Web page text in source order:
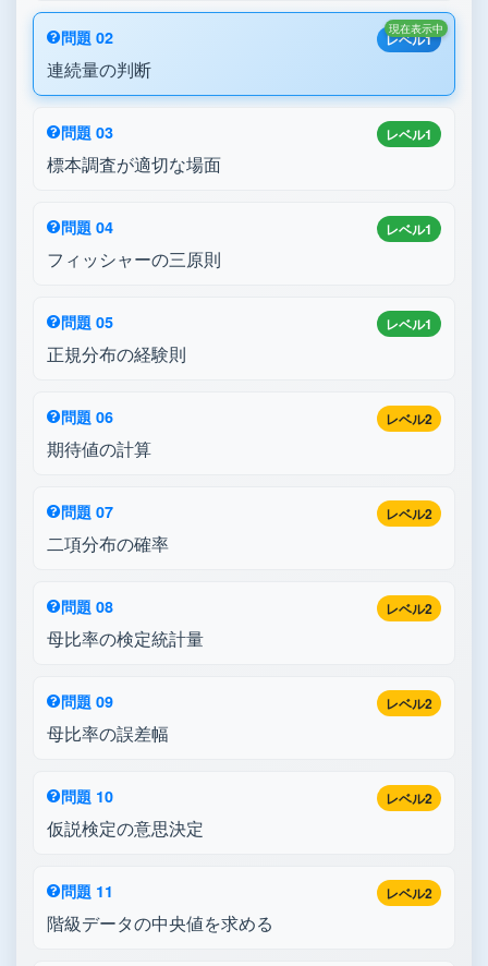
レベル1
問題 02
連続量の判断
現在表示中
レベル1
問題 03
標本調査が適切な場面
レベル1
問題 04
フィッシャーの三原則
レベル1
問題 05
正規分布の経験則
レベル2
問題 06
期待値の計算
レベル2
問題 07
二項分布の確率
レベル2
問題 08
母比率の検定統計量
レベル2
問題 09
母比率の誤差幅
レベル2
問題 10
仮説検定の意思決定
レベル2
問題 11
階級データの中央値を求める